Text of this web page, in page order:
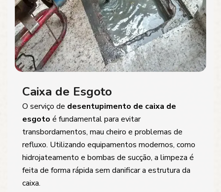
Caixa de Esgoto
O serviço de desentupimento de caixa de
esgoto é fundamental para evitar
transbordamentos, mau cheiro e problemas de
refluxo. Utilizando equipamentos modernos, como
hidrojateamento e bombas de sucção, a limpeza é
feita de forma rápida sem danificar a estrutura da
caixa.